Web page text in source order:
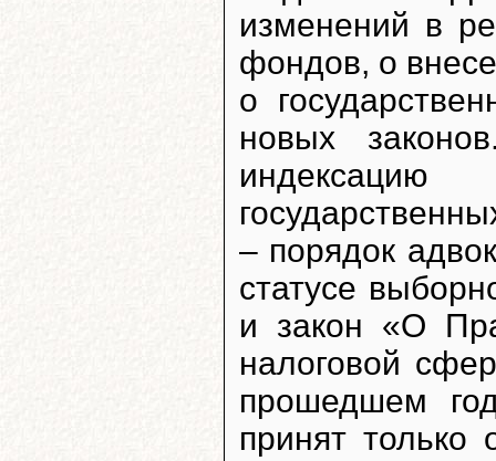
изменений в
фондов, о
о
новых
– порядок
статусе
и закон «О
налоговой
прошедшем
принят